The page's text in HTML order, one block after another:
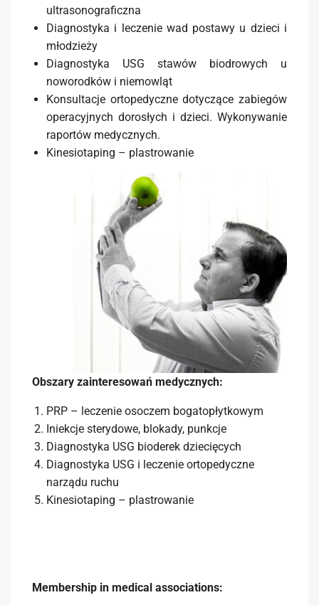
ultrasonograficzna
Diagnostyka i leczenie wad postawy u dzieci i
młodzieży
Diagnostyka USG stawów biodrowych u
noworodków i niemowląt
Konsultacje ortopedyczne dotyczące zabiegów
operacyjnych dorosłych i dzieci. Wykonywanie
raportów medycznych.
Kinesiotaping – plastrowanie
Obszary zainteresowań medycznych:
PRP – leczenie osoczem bogatopłytkowym
Iniekcje sterydowe, blokady, punkcje
Diagnostyka USG bioderek dziecięcych
Diagnostyka USG i leczenie ortopedyczne
narządu ruchu
Kinesiotaping – plastrowanie
Membership in medical associations: